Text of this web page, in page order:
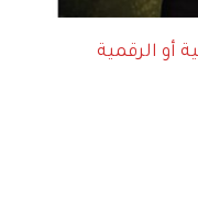
أو الرقمية